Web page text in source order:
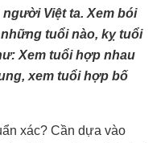
Việt ta. Xem bói
tuổi nào, kỵ tuổi
Xem tuổi hợp nhau
xem tuổi hợp bố
xác? Cần dựa vào